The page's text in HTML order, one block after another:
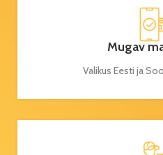
Mugav
Valikus Eesti ja